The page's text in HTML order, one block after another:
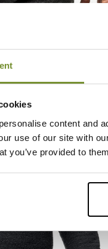
content and
use of our site with
you’ve provided to